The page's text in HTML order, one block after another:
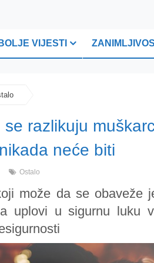
VIJESTI
se razlikuju
neće biti
Ostalo
može da se obaveže
uplovi u sigurnu luku